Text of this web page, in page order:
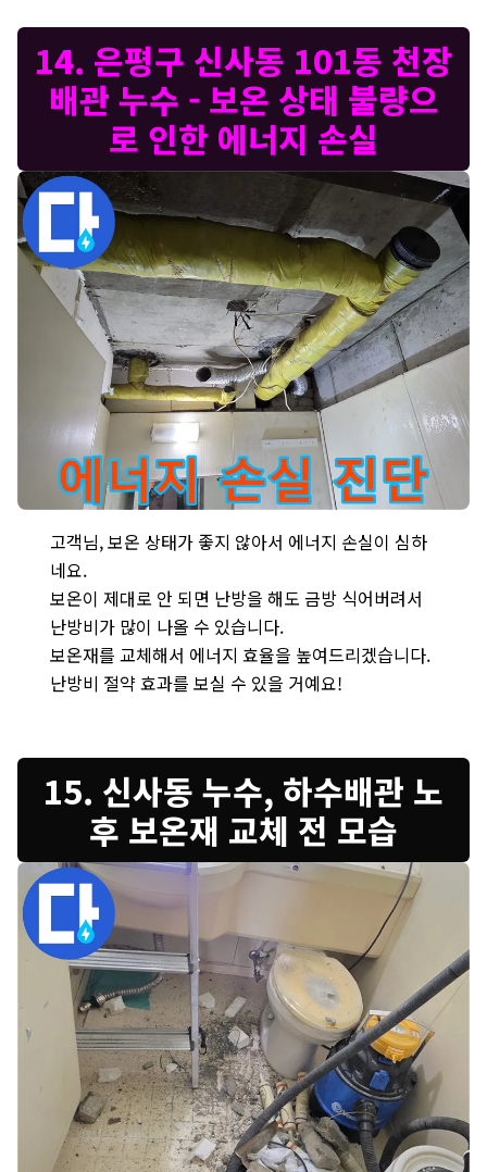
14. 은평구 신사동 101동 천장
배관 누수 - 보온 상태 불량으
로 인한 에너지 손실
고객님, 보온 상태가 좋지 않아서 에너지 손실이 심하
네요.
보온이 제대로 안 되면 난방을 해도 금방 식어버려서
난방비가 많이 나올 수 있습니다.
보온재를 교체해서 에너지 효율을 높여드리겠습니다.
난방비 절약 효과를 보실 수 있을 거예요!
15. 신사동 누수, 하수배관 노
후 보온재 교체 전 모습